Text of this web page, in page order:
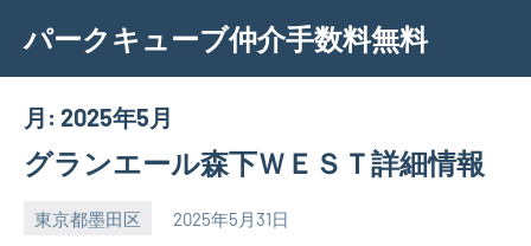
content
パークキューブ仲介手数料無料
月: 2025年5月
グランエール森下ＷＥＳＴ詳細情報
東京都墨田区 2025年5月31日
SEZIMO